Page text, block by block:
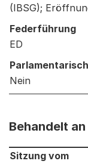
(IBSG);
Federführung
ED
Parlamentarisch
Nein
Behandelt
Behandelt an
Sitzung vom